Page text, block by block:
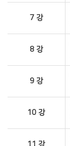
7 강
8 강
9 강
10 강